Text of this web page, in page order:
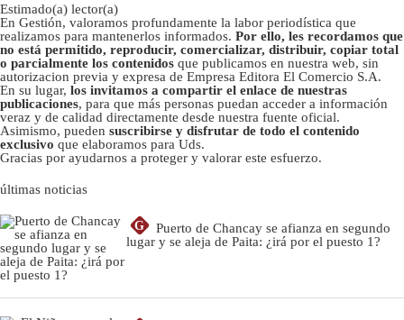
Estimado(a) lector(a)
En Gestión, valoramos profundamente la labor periodística que
realizamos para mantenerlos informados. Por ello, les recordamos que
no está permitido, reproducir, comercializar, distribuir, copiar total
o parcialmente los contenidos que publicamos en nuestra web, sin
autorizacion previa y expresa de Empresa Editora El Comercio S.A.
En su lugar, los invitamos a compartir el enlace de nuestras
publicaciones, para que más personas puedan acceder a información
veraz y de calidad directamente desde nuestra fuente oficial.
Asimismo, pueden suscribirse y disfrutar de todo el contenido
exclusivo que elaboramos para Uds.
Gracias por ayudarnos a proteger y valorar este esfuerzo.
últimas noticias
G
Puerto de Chancay se afianza en segundo
lugar y se aleja de Paita: ¿irá por el puesto 1?